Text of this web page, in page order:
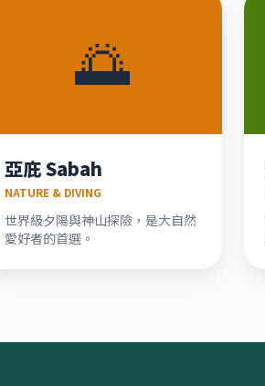
🌅
亞庇 Sabah
NATURE & DIVING
世界級夕陽與神山探險，是大自然
愛好者的首選。